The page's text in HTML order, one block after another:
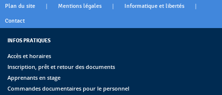
Plan du site | Mentions légales | Informatique et libertés |
Contact
INFOS PRATIQUES
Accès et horaires
Inscription, prêt et retour des documents
Apprenants en stage
Commandes documentaires pour le personnel